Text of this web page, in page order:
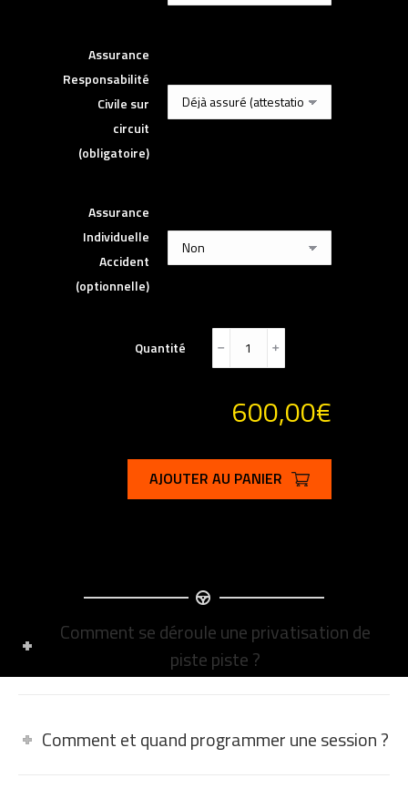
Assurance
Responsabilité
Civile sur
circuit
(obligatoire)
Assurance
Individuelle
Accident
(optionnelle)
Quantité ﹣ ﹢
600,00€
AJOUTER AU PANIER
Comment se déroule une privatisation de
piste piste ?
Comment et quand programmer une session ?